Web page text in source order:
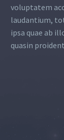
voluptatem
laudantium,
ipsa quae ab
quasin